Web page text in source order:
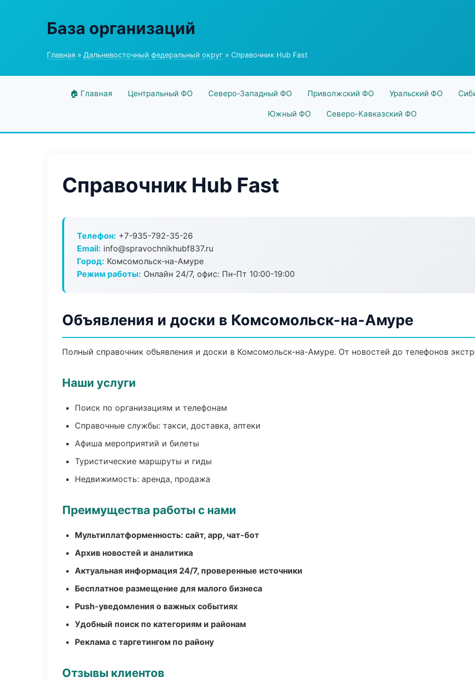
База организаций
Главная » Дальневосточный федеральный округ » Справочник Hub Fast
🏠 Главная Центральный ФО Северо-Западный ФО Приволжский ФО Уральский ФО
Южный ФО Северо-Кавказский ФО
Справочник Hub Fast
Телефон: +7-935-792-35-26
Email: info@spravochnikhubf837.ru
Город: Комсомольск-на-Амуре
Режим работы: Онлайн 24/7, офис: Пн-Пт 10:00-19:00
Объявления и доски в Комсомольск-на-Амуре
Полный справочник объявления и доски в Комсомольск-на-Амуре. От новостей до телефонов
Наши услуги
Поиск по организациям и телефонам
Справочные службы: такси, доставка, аптеки
Афиша мероприятий и билеты
Туристические маршруты и гиды
Недвижимость: аренда, продажа
Преимущества работы с нами
Мультиплатформенность: сайт, app, чат-бот
Архив новостей и аналитика
Актуальная информация 24/7, проверенные источники
Бесплатное размещение для малого бизнеса
Push-уведомления о важных событиях
Удобный поиск по категориям и районам
Реклама с таргетингом по району
Отзывы клиентов